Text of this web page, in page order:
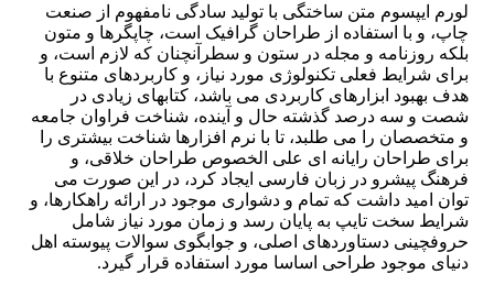
لورم ایپسوم متن ساختگی با تولید سادگی نامفهوم از صنعت
چاپ، و با استفاده از طراحان گرافیک است، چاپگرها و متون
بلکه روزنامه و مجله در ستون و سطرآنچنان که لازم است، و
برای شرایط فعلی تکنولوژی مورد نیاز، و کاربردهای متنوع با
هدف بهبود ابزارهای کاربردی می باشد، کتابهای زیادی در
شصت و سه درصد گذشته حال و آینده، شناخت فراوان جامعه
و متخصصان را می طلبد، تا با نرم افزارها شناخت بیشتری را
برای طراحان رایانه ای علی الخصوص طراحان خلاقی، و
فرهنگ پیشرو در زبان فارسی ایجاد کرد، در این صورت می
توان امید داشت که تمام و دشواری موجود در ارائه راهکارها، و
شرایط سخت تایپ به پایان رسد و زمان مورد نیاز شامل
حروفچینی دستاوردهای اصلی، و جوابگوی سوالات پیوسته اهل
دنیای موجود طراحی اساسا مورد استفاده قرار گیرد.